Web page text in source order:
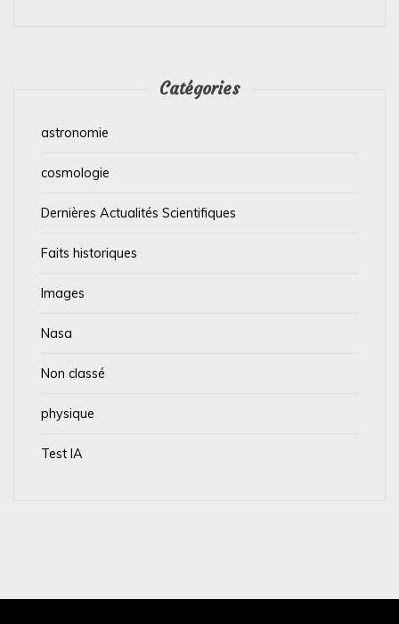
Catégories
astronomie
cosmologie
Dernières Actualités Scientifiques
Faits historiques
Images
Nasa
Non classé
physique
Test IA